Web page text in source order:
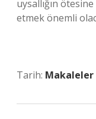
uysallığın
etmek önemli
Tarih: Makaleler